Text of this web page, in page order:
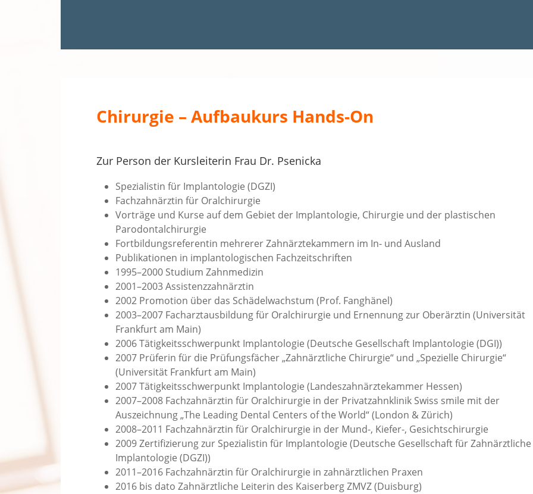
Chirurgie – Aufbaukurs Hands-On
Zur Person der Kursleiterin Frau Dr. Psenicka
Spezialistin für Implantologie (DGZI)
Fachzahnärztin für Oralchirurgie
Vorträge und Kurse auf dem Gebiet der Implantologie, Chirurgie und der plastischen
Parodontalchirurgie
Fortbildungsreferentin mehrerer Zahnärztekammern im In- und Ausland
Publikationen in implantologischen Fachzeitschriften
1995–2000 Studium Zahnmedizin
2001–2003 Assistenzzahnärztin
2002 Promotion über das Schädelwachstum (Prof. Fanghänel)
2003–2007 Facharztausbildung für Oralchirurgie und Ernennung zur Oberärztin (Universität
Frankfurt am Main)
2006 Tätigkeitsschwerpunkt Implantologie (Deutsche Gesellschaft Implantologie (DGI))
2007 Prüferin für die Prüfungsfächer „Zahnärztliche Chirurgie“ und „Spezielle Chirurgie“
(Universität Frankfurt am Main)
2007 Tätigkeitsschwerpunkt Implantologie (Landeszahnärztekammer Hessen)
2007–2008 Fachzahnärztin für Oralchirurgie in der Privatzahnklinik Swiss smile mit der
Auszeichnung „The Leading Dental Centers of the World“ (London & Zürich)
2008–2011 Fachzahnärztin für Oralchirurgie in der Mund-, Kiefer-, Gesichtschirurgie
2009 Zertifizierung zur Spezialistin für Implantologie (Deutsche Gesellschaft für Zahnärztliche
Implantologie (DGZI))
2011–2016 Fachzahnärztin für Oralchirurgie in zahnärztlichen Praxen
2016 bis dato Zahnärztliche Leiterin des Kaiserberg ZMVZ (Duisburg)